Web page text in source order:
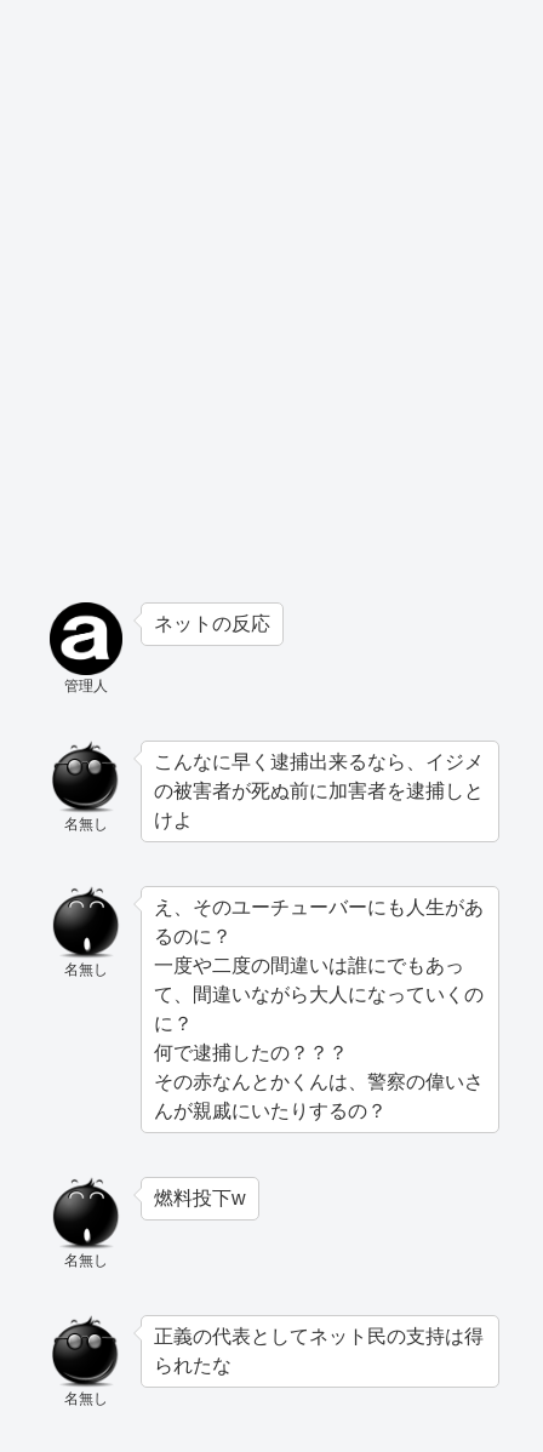
管理人
ネットの反応
名無し
こんなに早く逮捕出来るなら、イジメ
の被害者が死ぬ前に加害者を逮捕しと
けよ
名無し
え、そのユーチューバーにも人生があ
るのに？
一度や二度の間違いは誰にでもあっ
て、間違いながら大人になっていくの
に？
何で逮捕したの？？？
その赤なんとかくんは、警察の偉いさ
んが親戚にいたりするの？
名無し
燃料投下w
名無し
正義の代表としてネット民の支持は得
られたな